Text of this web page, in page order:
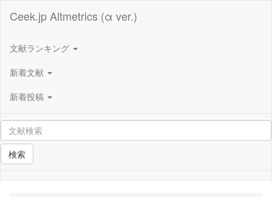
Ceek.jp Altmetrics (α ver.)
文献ランキング
新着文献
新着投稿
検索